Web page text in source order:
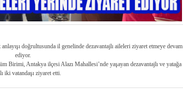
doğrultusunda il genelinde dezavantajlı aileleri ziyaret etmeye devam
ediyor.
Birimi, Antakya ilçesi Alazı Mahallesi’nde yaşayan dezavantajlı ve yatağa
iki vatandaşı ziyaret etti.